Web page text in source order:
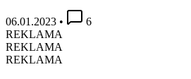
06.01.2023 •
6
REKLAMA
REKLAMA
REKLAMA